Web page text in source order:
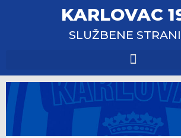
KARLOVAC
SLUŽBENE